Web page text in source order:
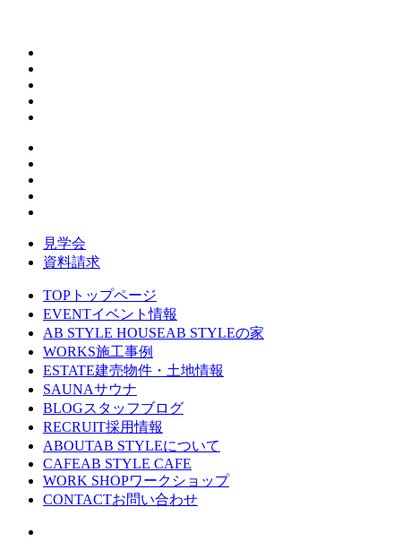
見学会
資料請求
TOP トップページ
EVENTイベント情報
AB STYLE HOUSEAB STYLEの家
WORKS施工事例
ESTATE建売物件・土地情報
SAUNAサウナ
BLOGスタッフブログ
RECRUIT採用情報
ABOUTAB STYLEについて
CAFEAB STYLE CAFE
WORK SHOPワークショップ
CONTACTお問い合わせ